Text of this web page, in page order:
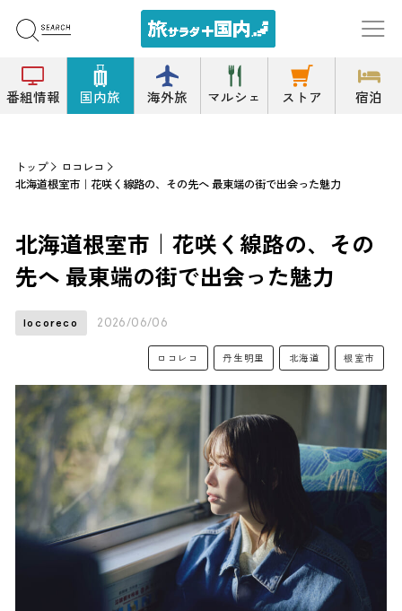
番組情報 国内旅 海外旅 マルシェ ストア 宿泊
トップ
ロコレコ
北海道根室市｜花咲く線路の、その先へ 最東端の街で出会った魅力
北海道根室市｜花咲く線路の、その
先へ 最東端の街で出会った魅力
locoreco 2026/06/06
ロコレコ 丹生明里 北海道 根室市